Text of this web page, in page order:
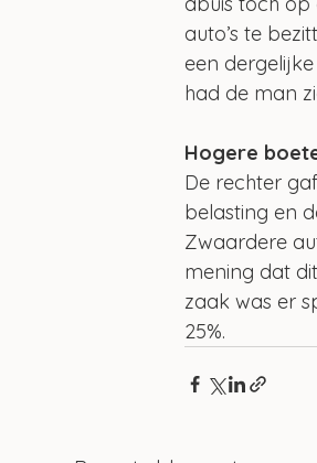
auto’s te
een
had de man
Hogere
De rechter
belasting en
Zwaardere
mening dat
zaak was er
25%.